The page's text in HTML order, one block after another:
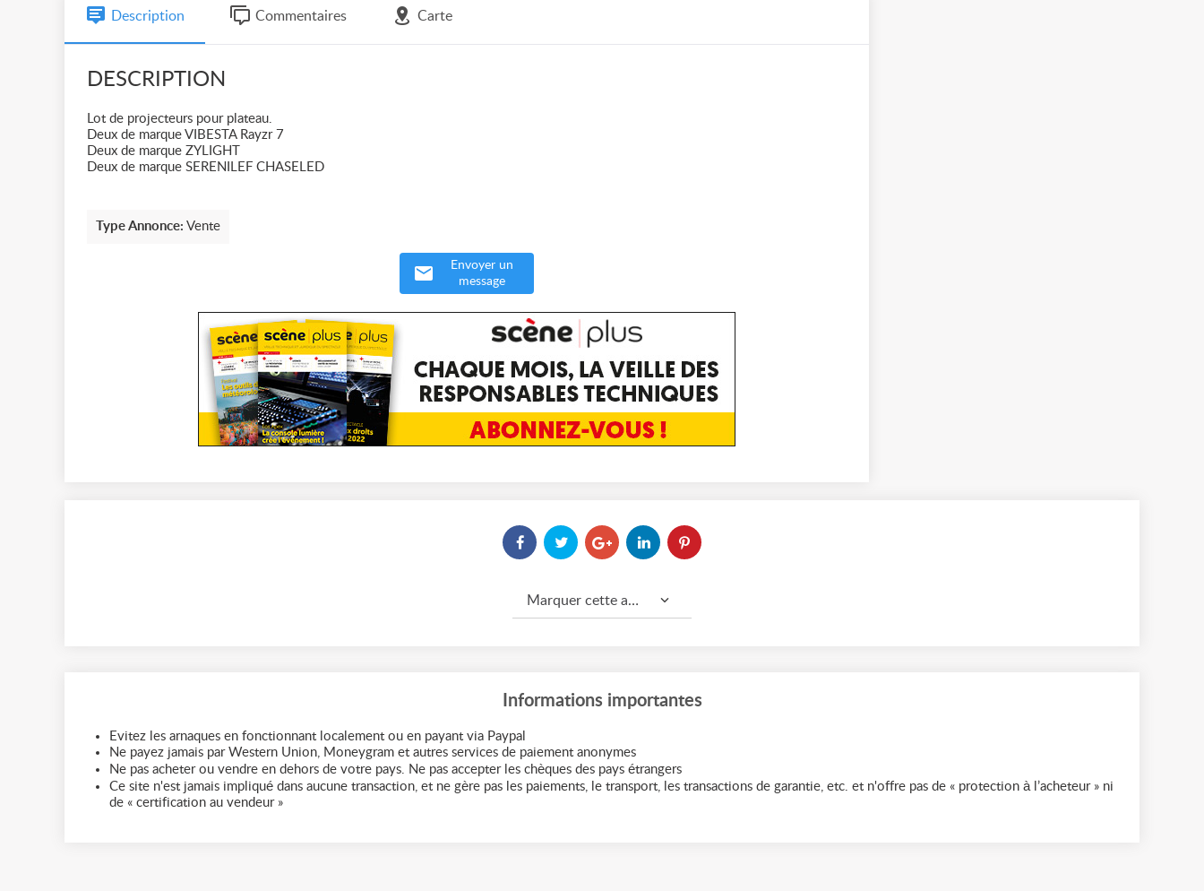
Description Commentaires Carte
DESCRIPTION
Lot de projecteurs pour plateau.
Deux de marque VIBESTA Rayzr 7
Deux de marque ZYLIGHT
Deux de marque SERENILEF CHASELED
Type Annonce: Vente
Envoyer un
message
Marquer cette annonce comme...
Informations importantes
Evitez les arnaques en fonctionnant localement ou en payant via Paypal
Ne payez jamais par Western Union, Moneygram et autres services de paiement anonymes
Ne pas acheter ou vendre en dehors de votre pays. Ne pas accepter les chèques des pays étrangers
Ce site n'est jamais impliqué dans aucune transaction, et ne gère pas les paiements, le transport, les transactions de garantie, etc. et n'offre pas de « protection à l’acheteur » ni
de « certification au vendeur »